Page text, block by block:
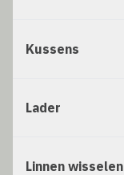
Kussens
Lader
Linnen wisselen